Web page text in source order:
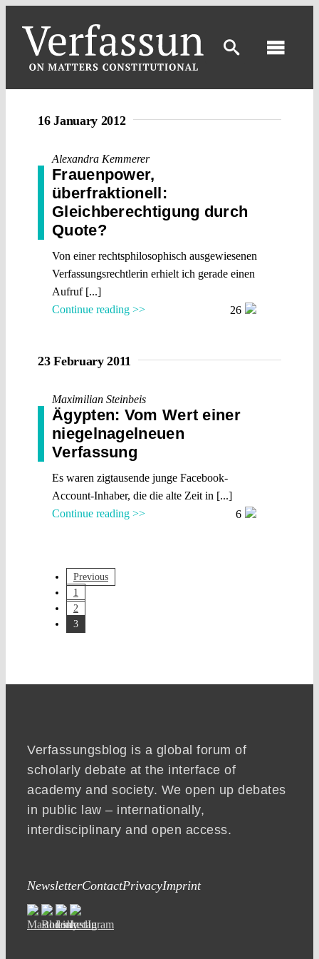
content
16 January 2012
Alexandra Kemmerer
Frauenpower,
überfraktionell:
Gleichberechtigung durch
Quote?
Von einer rechtsphilosophisch ausgewiesenen
Verfassungsrechtlerin erhielt ich gerade einen
Aufruf [...]
Continue reading >>
26
23 February 2011
Maximilian Steinbeis
Ägypten: Vom Wert einer
niegelnagelneuen
Verfassung
Es waren zigtausende junge Facebook-
Account-Inhaber, die die alte Zeit in [...]
Continue reading >>
6
Previous
1
2
3
Verfassungsblog is a global forum of
scholarly debate at the interface of
academy and society. We open up debates
in public law – internationally,
interdisciplinary and open access.
NewsletterContactPrivacyImprint